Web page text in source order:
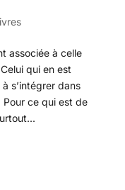
associée à celle
qui en est
s’intégrer dans
ce qui est de